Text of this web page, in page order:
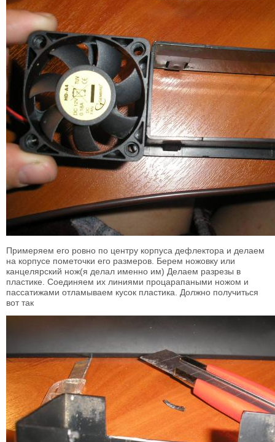
Примеряем его ровно по центру корпуса дефлектора и делаем
на корпусе пометочки его размеров. Берем ножовку или
канцелярский нож(я делал именно им) Делаем разрезы в
пластике. Соединяем их линиями процарапаными ножом и
пассатижами отламываем кусок пластика. Должно получиться
вот так